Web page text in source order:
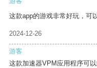
这款app的游戏非常好玩，可
2024-12-26
游客
这款加速器VPM应用程序可